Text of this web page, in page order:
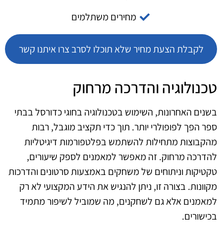
מחירים משתלמים
לקבלת הצעת מחיר שלא תוכלו לסרב צרו איתנו קשר
טכנולוגיה והדרכה מרחוק
בשנים האחרונות, השימוש בטכנולוגיה בחוגי כדורסל בבתי
ספר הפך לפופולרי יותר. תוך כדי תקציב מוגבל, רבות
מהקבוצות מתחילות להשתמש בפלטפורמות דיגיטליות
להדרכה מרחוק. זה מאפשר למאמנים לספק שיעורים,
טקטיקות וניתוחים של משחקים באמצעות סרטונים והדרכות
מקוונות. בצורה זו, ניתן להנגיש את הידע המקצועי לא רק
למאמנים אלא גם לשחקנים, מה שמוביל לשיפור מתמיד
בכישורים.